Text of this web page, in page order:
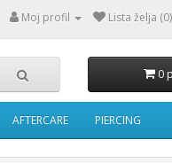
Moj profil Lista želja (0)
0
AFTERCARE PIERCING